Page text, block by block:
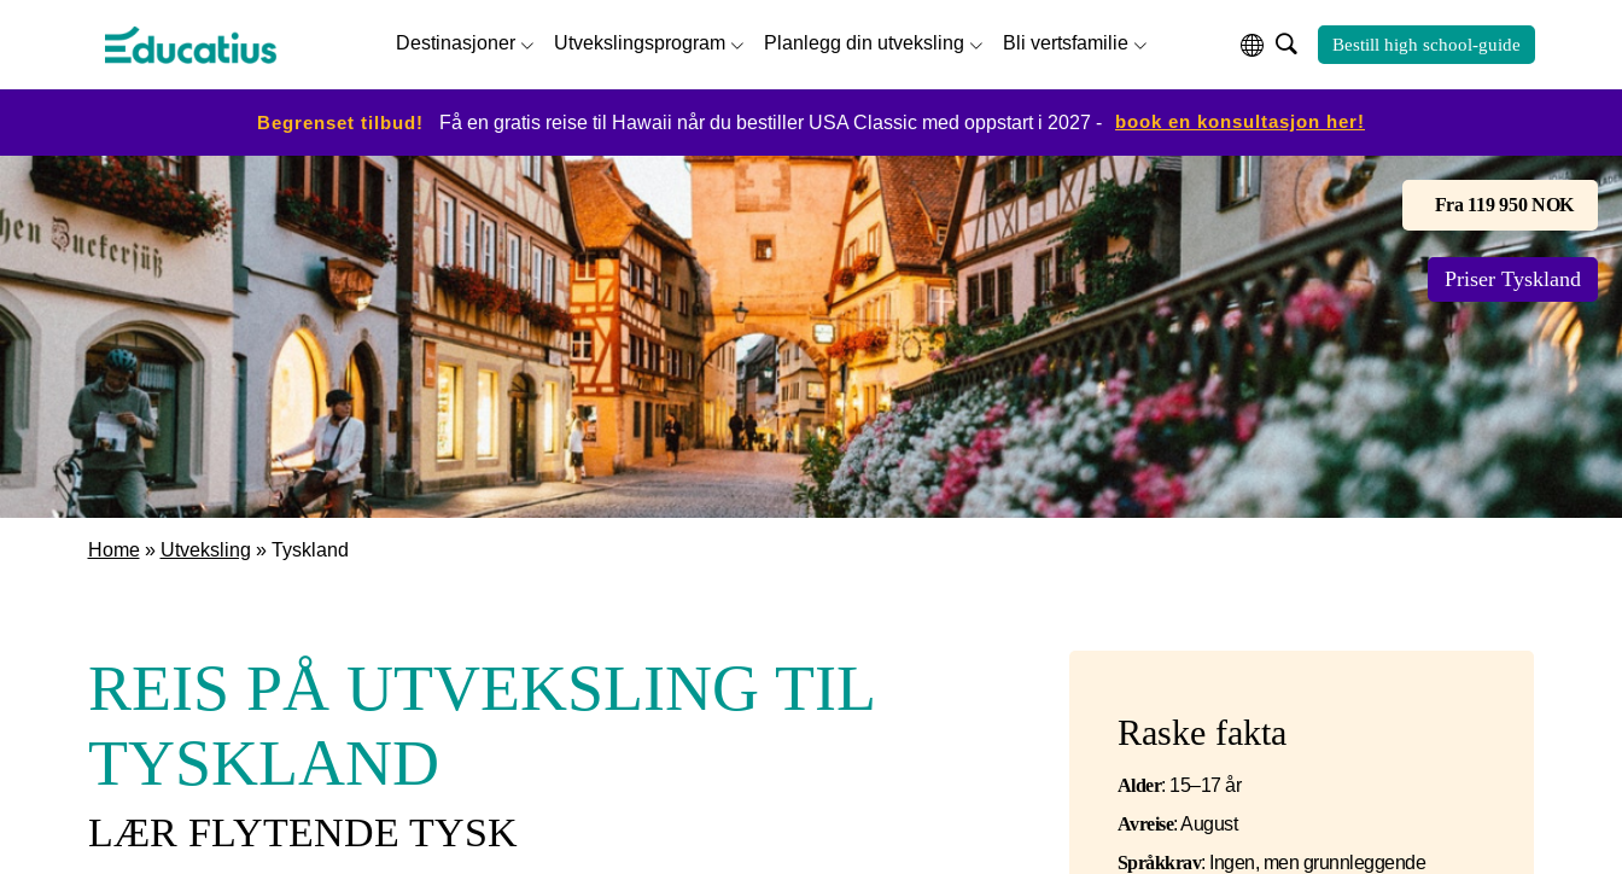
Destinasjoner Utvekslingsprogram Planlegg din utveksling Bli vertsfamilie Bestill high school-guide
Begrenset tilbud! Få en gratis reise til Hawaii når du bestiller USA Classic med oppstart i 2027 - book en konsultasjon her!
Fra 119 950 NOK
Priser Tyskland
Home» Utveksling » Tyskland
REIS PÅ UTVEKSLING TIL
TYSKLAND
LÆR FLYTENDE TYSK
Raske fakta
Alder: 15–17 år
Avreise: August
Språkkrav: Ingen, men grunnleggende